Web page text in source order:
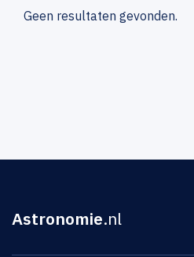
Geen resultaten gevonden.
Astronomie.nl